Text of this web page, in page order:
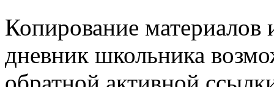
Копирование материалов
дневник школьника